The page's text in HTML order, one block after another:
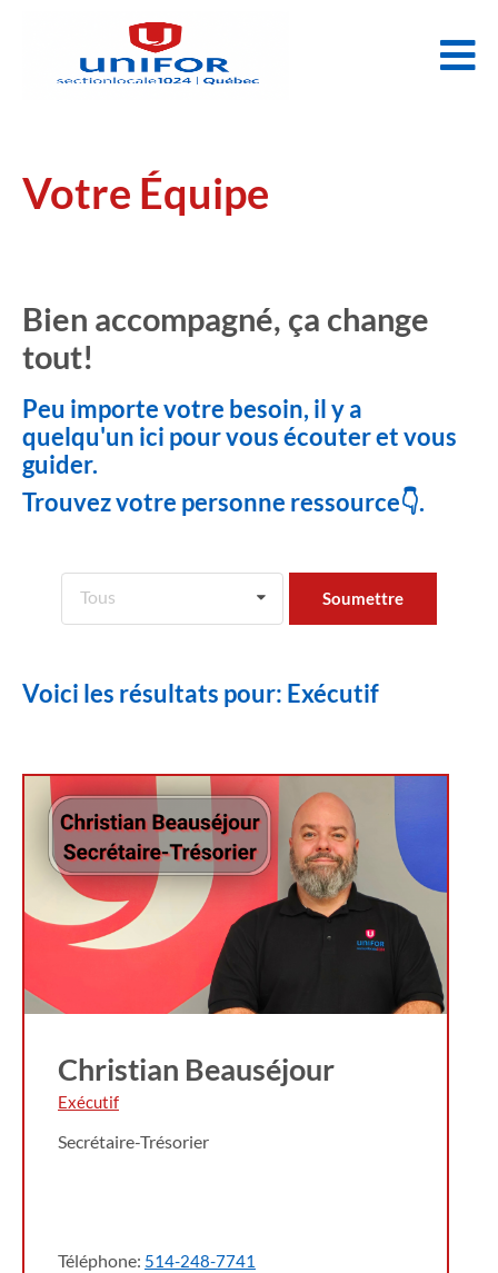
Votre Équipe
Bien accompagné, ça change
tout!
Peu importe votre besoin, il y a
quelqu'un ici pour vous écouter et vous
guider.
Trouvez votre personne ressource👇.
Tous
Voici les résultats pour: Exécutif
Christian Beauséjour
Exécutif
Secrétaire-Trésorier
Téléphone: 514-248-7741